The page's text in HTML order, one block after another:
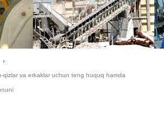
qizlar va erkaklar uchun teng huquq hamda